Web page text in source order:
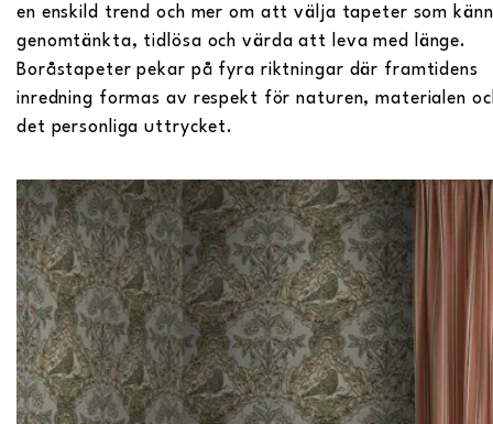
en enskild trend och mer om att välja tapeter som
genomtänkta, tidlösa och värda att leva med länge.
Boråstapeter pekar på fyra riktningar där framtidens
inredning formas av respekt för naturen, materialen
det personliga uttrycket.